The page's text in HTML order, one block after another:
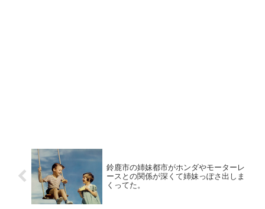
鈴鹿市の姉妹都市がホンダやモーターレ
ースとの関係が深くて姉妹っぽさ出しま
くってた。